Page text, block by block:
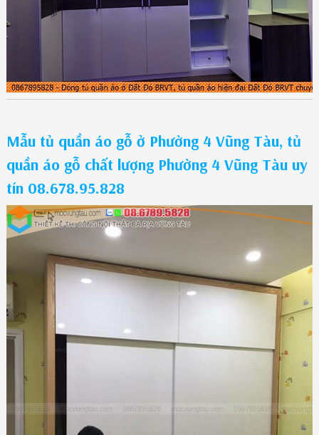
Mẫu tủ quần áo gỗ ở Phường 4 Vũng Tàu, tủ
quần áo gỗ chất lượng Phường 4 Vũng Tàu uy
tín 08.678.95.828